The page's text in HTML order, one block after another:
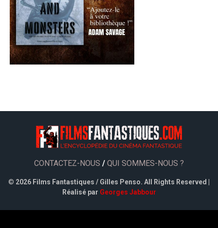
CONTACTEZ-NOUS / QUI SOMMES-NOUS ?
© 2026 Films Fantastiques / Gilles Penso. All Rights Reserved |
Réalisé par Georges Jabbour